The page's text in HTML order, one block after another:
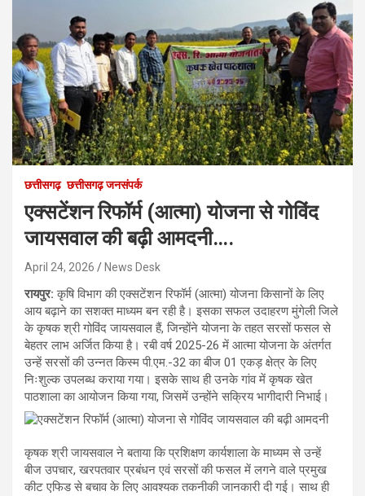
छत्तीसगढ़ छत्तीसगढ़ जनसंपर्क
एक्सटेंशन रिफॉर्म (आत्मा) योजना से गोविंद
जायसवाल की बढ़ी आमदनी….
April 24, 2026 News Desk
रायपुर:कृषि विभाग की एक्सटेंशन रिफॉर्म (आत्मा) योजना किसानों के लिए
आय बढ़ाने का सशक्त माध्यम बन रही है। इसका सफल उदाहरण मुंगेली जिले
के कृषक श्री गोविंद जायसवाल हैं, जिन्होंने योजना के तहत सरसों फसल से
बेहतर लाभ अर्जित किया है। रबी वर्ष 2025-26 में आत्मा योजना के अंतर्गत
उन्हें सरसों की उन्नत किस्म पी.एम.-32 का बीज 01 एकड़ क्षेत्र के लिए
निःशुल्क उपलब्ध कराया गया। इसके साथ ही उनके गांव में कृषक खेत
पाठशाला का आयोजन किया गया, जिसमें उन्होंने सक्रिय भागीदारी निभाई।
कृषक श्री जायसवाल ने बताया कि प्रशिक्षण कार्यशाला के माध्यम से उन्हें
बीज उपचार, खरपतवार प्रबंधन एवं सरसों की फसल में लगने वाले प्रमुख
कीट एफिड से बचाव के लिए आवश्यक तकनीकी जानकारी दी गई। साथ ही